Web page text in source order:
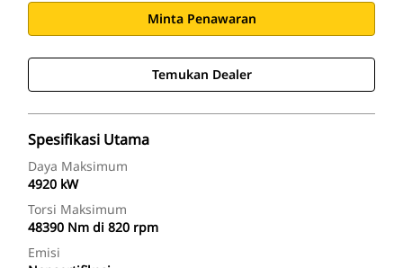
Minta Penawaran
Temukan Dealer
Spesifikasi Utama
Daya Maksimum
4920 kW
Torsi Maksimum
48390 Nm di 820 rpm
Emisi